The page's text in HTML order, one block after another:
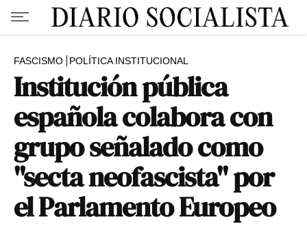
FASCISMO POLÍTICA INSTITUCIONAL
Institución pública
española colabora con
grupo señalado como
"secta neofascista" por
el Parlamento Europeo